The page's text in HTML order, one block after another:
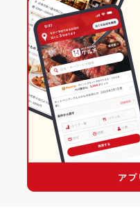
焼き鳥・鶏料理
柏・南柏・我孫子 × 和食
柏・南柏・我孫子 × 焼き鳥・
柏駅 × 和食
柏駅 × 焼き鳥・鶏料理
千葉 × 居酒屋
千葉 × 和風
千葉 × 和食
千葉 × 焼き鳥・鶏料理
柏・南柏・我孫子の居酒屋ラ
柏のグルメランキング
柏の居酒屋ランキング